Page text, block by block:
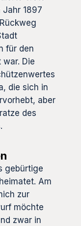
1897
für den
Die
die sich in
aber
des
gebürtige
Am
zur
möchte
zwar in